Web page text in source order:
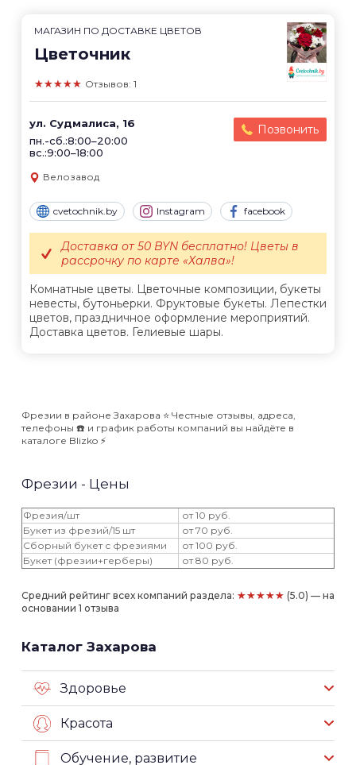
МАГАЗИН ПО ДОСТАВКЕ ЦВЕТОВ
Цветочник
★★★★★ Отзывов: 1
ул. Судмалиса, 16
пн.-сб.:8:00–20:00
вс.:9:00–18:00
Позвонить
Велозавод
cvetochnik.by Instagram facebook
Комнатные цветы. Цветочные композиции, букеты
невесты, бутоньерки. Фруктовые букеты. Лепестки
цветов, праздничное оформление мероприятий.
Доставка цветов. Гелиевые шары.
Доставка от 50 BYN бесплатно! Цветы в
рассрочку по карте «Халва»!
Фрезии в районе Захарова ⭐️ Честные отзывы, адреса,
телефоны ☎️ и график работы компаний вы найдёте в
каталоге Blizko ⚡️
Фрезии - Цены
Фрезия/шт
от 10 руб.
Букет из фрезий/15 шт
от 70 руб.
Сборный букет с фрезиями
от 100 руб.
Букет (фрезии+герберы)
от 80 руб.
Средний рейтинг всех компаний раздела: ★★★★★ (5.0) — на
основании 1 отзыва
Каталог Захарова
Здоровье
Красота
Обучение, развитие